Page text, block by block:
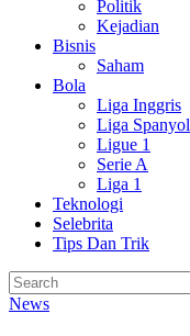
Politik
Kejadian
Bisnis
Saham
Bola
Liga Inggris
Liga Spanyol
Ligue 1
Serie A
Liga 1
Teknologi
Selebrita
Tips Dan Trik
News